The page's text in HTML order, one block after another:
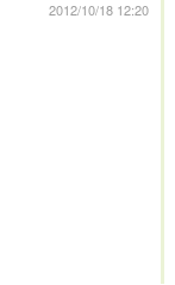
2012/10/18 12:20